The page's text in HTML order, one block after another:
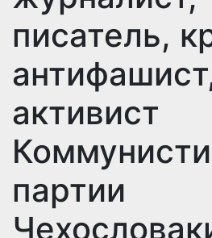
писатель,
активист
партии